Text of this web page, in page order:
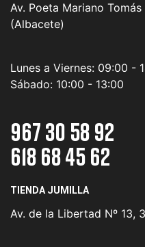
Av. Poeta Mariano
(Albacete)
Lunes a Viernes: 09:00 -
Sábado: 10:00 - 13:00
967 30 58 92
618 68 45 62
TIENDA JUMILLA
Av. de la Libertad Nº 13,